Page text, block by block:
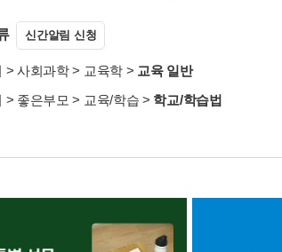
신간알림 신청
> 사회과학> 교육학> 교육 일반
> 좋은부모 > 교육/학습 > 학교/학습법